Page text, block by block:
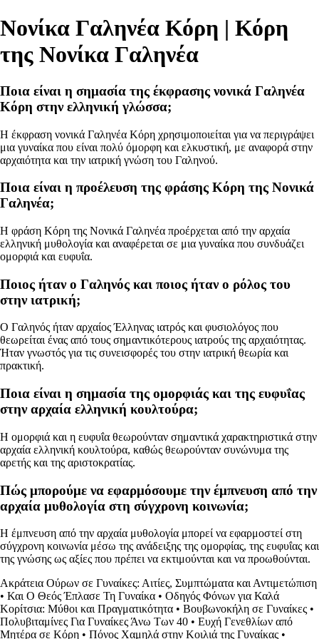
Νονίκα Γαληνέα Κόρη | Κόρη
της Νονίκα Γαληνέα
Ποια είναι η σημασία της έκφρασης νονικά Γαληνέα
Κόρη στην ελληνική γλώσσα;
Η έκφραση νονικά Γαληνέα Κόρη χρησιμοποιείται για να περιγράψει
μια γυναίκα που είναι πολύ όμορφη και ελκυστική, με αναφορά στην
αρχαιότητα και την ιατρική γνώση του Γαληνού.
Ποια είναι η προέλευση της φράσης Κόρη της Νονικά
Γαληνέα;
Η φράση Κόρη της Νονικά Γαληνέα προέρχεται από την αρχαία
ελληνική μυθολογία και αναφέρεται σε μια γυναίκα που συνδυάζει
ομορφιά και ευφυΐα.
Ποιος ήταν ο Γαληνός και ποιος ήταν ο ρόλος του
στην ιατρική;
Ο Γαληνός ήταν αρχαίος Έλληνας ιατρός και φυσιολόγος που
θεωρείται ένας από τους σημαντικότερους ιατρούς της αρχαιότητας.
Ήταν γνωστός για τις συνεισφορές του στην ιατρική θεωρία και
πρακτική.
Ποια είναι η σημασία της ομορφιάς και της ευφυΐας
στην αρχαία ελληνική κουλτούρα;
Η ομορφιά και η ευφυΐα θεωρούνταν σημαντικά χαρακτηριστικά στην
αρχαία ελληνική κουλτούρα, καθώς θεωρούνταν συνώνυμα της
αρετής και της αριστοκρατίας.
Πώς μπορούμε να εφαρμόσουμε την έμπνευση από την
αρχαία μυθολογία στη σύγχρονη κοινωνία;
Η έμπνευση από την αρχαία μυθολογία μπορεί να εφαρμοστεί στη
σύγχρονη κοινωνία μέσω της ανάδειξης της ομορφίας, της ευφυΐας και
της γνώσης ως αξίες που πρέπει να εκτιμούνται και να προωθούνται.
Ακράτεια Ούρων σε Γυναίκες: Αιτίες, Συμπτώματα και Αντιμετώπιση
• Και Ο Θεός Έπλασε Τη Γυναίκα • Οδηγός Φόνων για Καλά
Κορίτσια: Μύθοι και Πραγματικότητα • Βουβωνοκήλη σε Γυναίκες •
Πολυβιταμίνες Για Γυναίκες Άνω Των 40 • Ευχή Γενεθλίων από
Μητέρα σε Κόρη • Πόνος Χαμηλά στην Κοιλιά της Γυναίκας •